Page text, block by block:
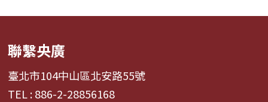
2020@rti.org.tw、
PODCAST收聽：...
輝時間】，帶您
聯繫央廣
臺北市104中山區北安路55號
TEL : 886-2-28856168